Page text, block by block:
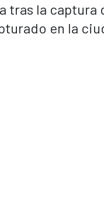
tras la captura
en la